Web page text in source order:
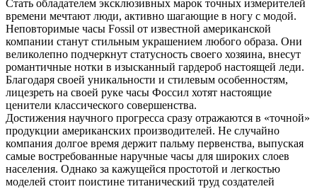
Стать обладателем эксклюзивных марок точных измерителей
времени мечтают люди, активно шагающие в ногу с модой.
Неповторимые часы Fossil от известной американской
компании станут стильным украшением любого образа. Они
великолепно подчеркнут статусность своего хозяина, внесут
романтичные нотки в изысканный гардероб настоящей леди.
Благодаря своей уникальности и стилевым особенностям,
лицезреть на своей руке часы Фоссил хотят настоящие
ценители классического совершенства.
Достижения научного прогресса сразу отражаются в «точной»
продукции американских производителей. Не случайно
компания долгое время держит пальму первенства, выпуская
самые востребованные наручные часы для широких слоев
населения. Однако за кажущейся простотой и легкостью
моделей стоит поистине титанический труд создателей